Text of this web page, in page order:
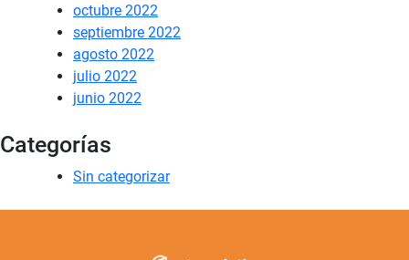
octubre 2022
septiembre 2022
agosto 2022
julio 2022
junio 2022
Categorías
Sin categorizar